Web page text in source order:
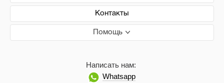
Контакты
Помощь
Написать нам:
Whatsapp